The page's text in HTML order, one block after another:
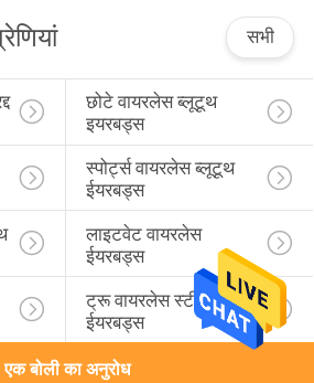
सभी
छोटे वायरलेस ब्लूटूथ
इयरबड्स
स्पोर्ट्स वायरलेस ब्लूटूथ
ईयरबड्स
लाइटवेट वायरलेस
ईयरबड्स
ट्रू वायरलेस स्टीरियो
ईयरबड्स
एक बोली का अनुरोध